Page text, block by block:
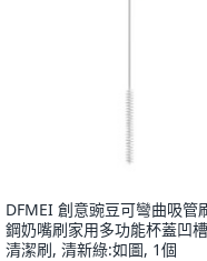
DFMEI 創意豌豆可彎曲吸管
鋼奶嘴刷家用多功能杯蓋凹
清潔刷, 清新綠:如圖, 1個